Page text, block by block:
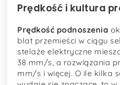
Prędkość i kultura
Prędkość podnoszenia
blat przemieści w ciągu
stelaże elektryczne
38 mm/s, a rozwiązania
mm/s i więcej. O ile kilka